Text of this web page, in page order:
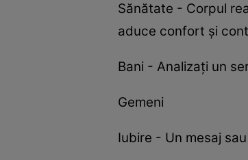
Sănătate - Corpul
aduce confort și
Bani - Analizați un
Gemeni
Iubire - Un mesaj